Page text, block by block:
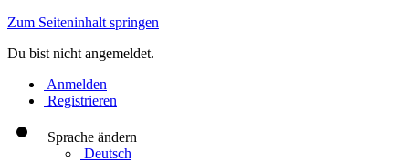
Zum Seiteninhalt springen
Du bist nicht angemeldet.
Anmelden
Registrieren
Sprache ändern
Deutsch